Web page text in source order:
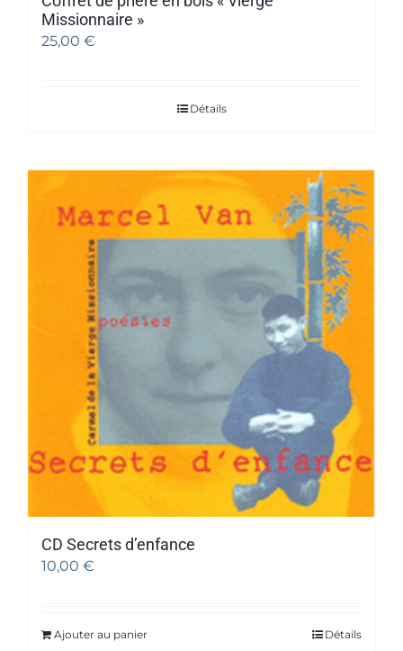
Missionnaire »
25,00 €
Détails
CD Secrets d’enfance
10,00 €
Ajouter au panier Détails